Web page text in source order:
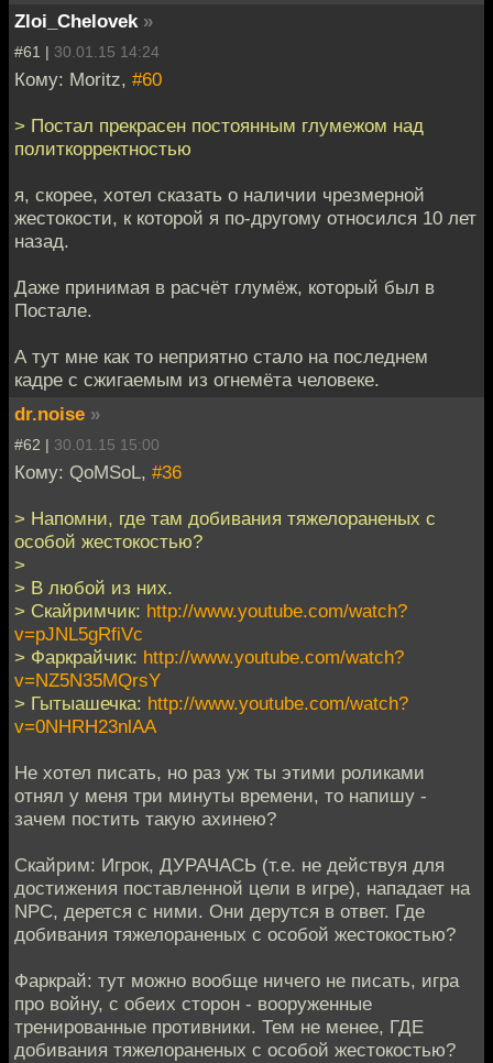
Zloi_Chelovek »
#61 | 30.01.15 14:24
Кому: Moritz, #60
> Постал прекрасен постоянным глумежом над
политкорректностью
я, скорее, хотел сказать о наличии чрезмерной
жестокости, к которой я по-другому относился 10 лет
назад.
Даже принимая в расчёт глумёж, который был в
Постале.
А тут мне как то неприятно стало на последнем
кадре с сжигаемым из огнемёта человеке.
dr.noise »
#62 | 30.01.15 15:00
Кому: QoMSoL, #36
> Напомни, где там добивания тяжелораненых с
особой жестокостью?
>
> В любой из них.
> Скайримчик: http://www.youtube.com/watch?
v=pJNL5gRfiVc
> Фаркрайчик: http://www.youtube.com/watch?
v=NZ5N35MQrsY
> Гытыашечка: http://www.youtube.com/watch?
v=0NHRH23nlAA
Не хотел писать, но раз уж ты этими роликами
отнял у меня три минуты времени, то напишу -
зачем постить такую ахинею?
Скайрим: Игрок, ДУРАЧАСЬ (т.е. не действуя для
достижения поставленной цели в игре), нападает на
NPC, дерется с ними. Они дерутся в ответ. Где
добивания тяжелораненых с особой жестокостью?
Фаркрай: тут можно вообще ничего не писать, игра
про войну, с обеих сторон - вооруженные
тренированные противники. Тем не менее, ГДЕ
добивания тяжелораненых с особой жестокостью?